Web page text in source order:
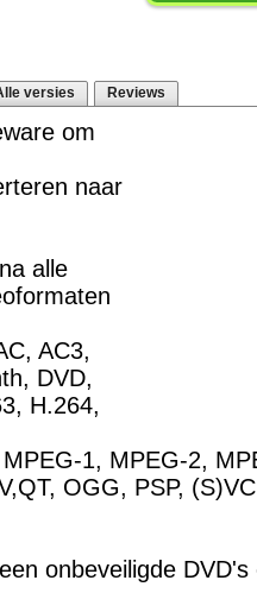
versies Reviews
om
naar
alle
AC3,
DVD,
H.264,
1, MPEG-2,
OGG, PSP,
onbeveiligde